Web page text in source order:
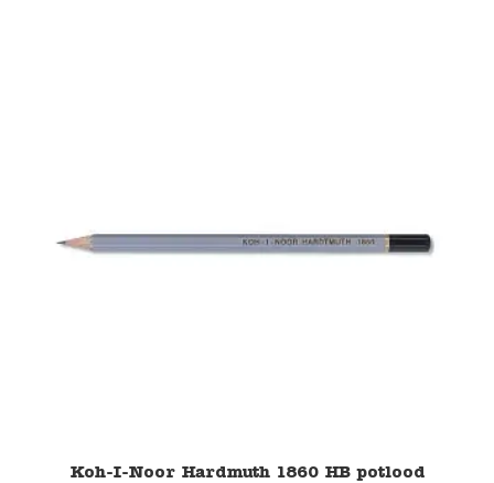
Koh-I-Noor Hardmuth 1860 HB potlood